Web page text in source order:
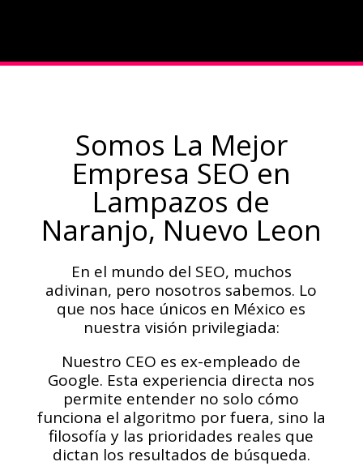
Somos La Mejor
Empresa SEO en
Lampazos de
Naranjo, Nuevo Leon
En el mundo del SEO, muchos
adivinan, pero nosotros sabemos. Lo
que nos hace únicos en México es
nuestra visión privilegiada:
Nuestro CEO es ex-empleado de
Google. Esta experiencia directa nos
permite entender no solo cómo
funciona el algoritmo por fuera, sino la
filosofía y las prioridades reales que
dictan los resultados de búsqueda.